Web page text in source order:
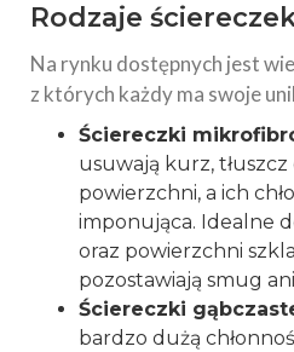
Rodzaje
Na rynku dostępnych jest
z których każdy ma swoje
Ściereczki
usuwają kurz,
powierzchni, a ich
imponująca. Idealne
oraz powierzchni
pozostawiają smug
Ściereczki
bardzo dużą